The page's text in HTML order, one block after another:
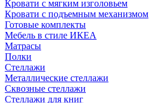
Кровати с мягким изголовьем
Кровати с подъемным механизмом
Готовые комплекты
Мебель в стиле ИКЕА
Матрасы
Полки
Стеллажи
Металлические стеллажи
Сквозные стеллажи
Стеллажи для книг